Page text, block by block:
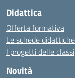
Didattica
Offerta formativa
Le schede didattiche
I progetti delle classi
Novità